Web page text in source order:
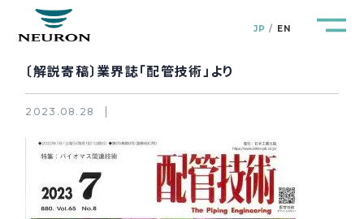
JP EN
管路防災研究所 Pipeline Resilience Lab.
企業情報 Company
〔解説寄稿〕業界誌「配管技術」より
2023.08.28